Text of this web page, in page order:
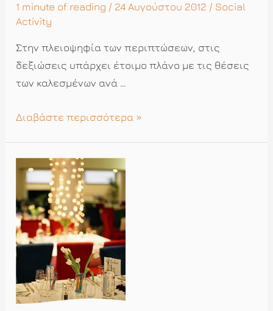
1 minute of reading / 24 Αυγούστου 2012 / Social
Activity
Στην πλειοψηφία των περιπτώσεων, στις
δεξιώσεις υπάρχει έτοιμο πλάνο με τις θέσεις
των καλεσμένων ανά …
Όταν
πλάνο
τραπεζιών
στη
δεξίωση
Διαβάστε περισσότερα »